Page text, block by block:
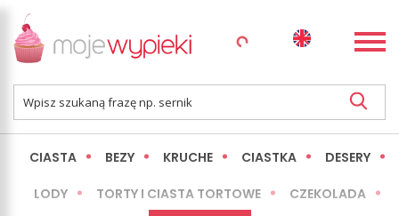
CIASTA BEZY KRUCHE CIASTKA DESERY
LODY TORTY I CIASTA TORTOWE CZEKOLADA